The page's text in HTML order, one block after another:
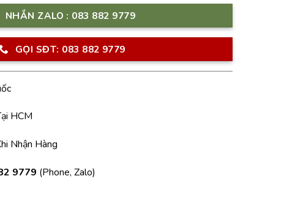
NHẮN ZALO : 083 882 9779
GỌI SĐT: 083 882 9779
HCM
Nhận Hàng
9779 (Phone, Zalo)